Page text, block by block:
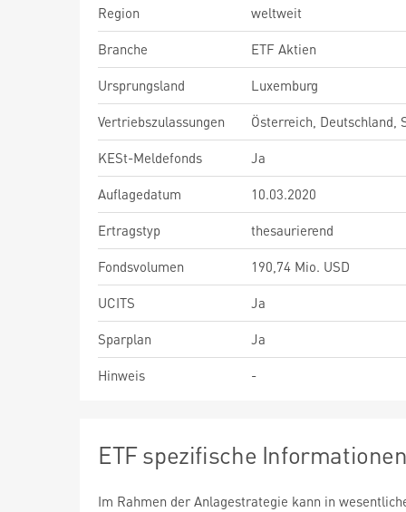
Region
weltweit
Branche
ETF Aktien
Ursprungsland
Luxemburg
Vertriebszulassungen
Österreich, Deutschland,
KESt-Meldefonds
Ja
Auflagedatum
10.03.2020
Ertragstyp
thesaurierend
Fondsvolumen
190,74 Mio. USD
UCITS
Ja
Sparplan
Ja
Hinweis
-
ETF spezifische
Im Rahmen der Anlagestrategie kann in